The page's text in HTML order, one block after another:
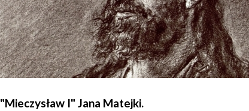
"Mieczysław I" Jana Matejki.